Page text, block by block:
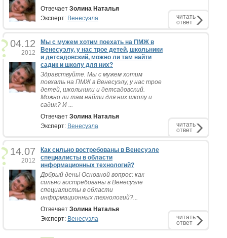
Отвечает Золина Наталья
Эксперт: Венесуэла читать
ответ
04.12
2012
Мы с мужем хотим поехать на ПМЖ в
Венесуэлу, у нас трое детей, школьники
и детсадовский, можно ли там найти
садик и школу для них?
Здравствуйте. Мы с мужем хотим
поехать на ПМЖ в Венесуэлу, у нас трое
детей, школьники и детсадовский.
Можно ли там найти для них школу и
садик? И ...
Отвечает Золина Наталья
Эксперт: Венесуэла читать
ответ
14.07
2012
Как сильно востребованы в Венесуэле
специалисты в области
информационных технологий?
Добрый день! Основной вопрос: как
сильно востребованы в Венесуэле
специалисты в области
информационных технологий?...
Отвечает Золина Наталья
Эксперт: Венесуэла читать
ответ